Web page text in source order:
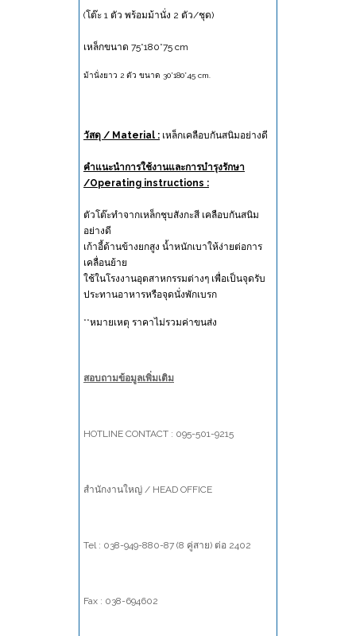
(โต๊ะ 1 ตัว พร้อมม้านั่ง 2 ตัว/ชุด)
เหล็กขนาด 75*180*75 cm
ม้านั่งยาว 2 ตัว ขนาด 30*180*45 cm.
วัสดุ / Material : เหล็กเคลือบกันสนิมอย่างดี
คำแนะนำการใช้งานและการบำรุงรักษา
/Operating instructions :
ตัวโต๊ะทำจากเหล็กชุบสังกะสี เคลือบกันสนิม
อย่างดี
เก้าอี้ด้านข้างยกสูง น้ำหนักเบาให้ง่ายต่อการ
เคลื่อนย้าย
ใช้ในโรงงานอุตสาหกรรมต่างๆ เพื่อเป็นจุดรับ
ประทานอาหารหรือจุดนั่งพักเบรก
**หมายเหตุ ราคาไม่รวมค่าขนส่ง
สอบถามข้อมูลเพิ่มเติม
HOTLINE CONTACT : 095-501-9215
สำนักงานใหญ่ / HEAD OFFICE
Tel : 038-949-880-87 (8 คู่สาย) ต่อ 2402
Fax : 038-694602